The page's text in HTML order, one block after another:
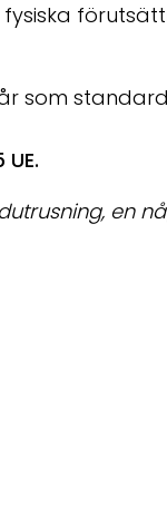
som
en